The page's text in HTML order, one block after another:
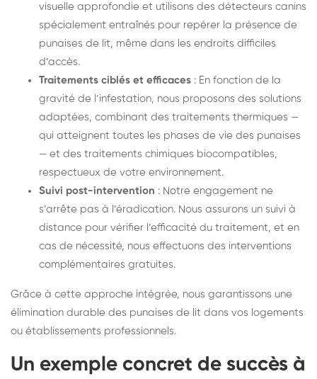
visuelle approfondie et utilisons des détecteurs canins
spécialement entraînés pour repérer la présence de
punaises de lit, même dans les endroits difficiles
d’accès.
Traitements ciblés et efficaces : En fonction de la
gravité de l’infestation, nous proposons des solutions
adaptées, combinant des traitements thermiques —
qui atteignent toutes les phases de vie des punaises
— et des traitements chimiques biocompatibles,
respectueux de votre environnement.
Suivi post-intervention : Notre engagement ne
s’arrête pas à l’éradication. Nous assurons un suivi à
distance pour vérifier l’efficacité du traitement, et en
cas de nécessité, nous effectuons des interventions
complémentaires gratuites.
Grâce à cette approche intégrée, nous garantissons une
élimination durable des punaises de lit dans vos logements
ou établissements professionnels.
Un exemple concret de succès à